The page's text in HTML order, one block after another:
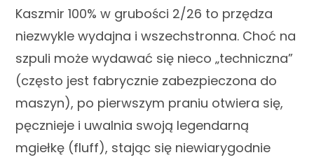
Kaszmir 100% w grubości 2/26 to przędza
niezwykle wydajna i wszechstronna. Choć na
szpuli może wydawać się nieco „techniczna”
(często jest fabrycznie zabezpieczona do
maszyn), po pierwszym praniu otwiera się,
pęcznieje i uwalnia swoją legendarną
mgiełkę (fluff), stając się niewiarygodnie